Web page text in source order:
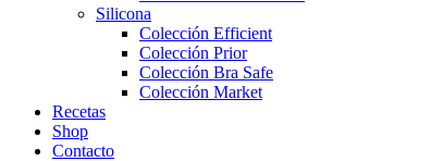
Silicona
Colección Efficient
Colección Prior
Colección Bra Safe
Colección Market
Recetas
Shop
Contacto